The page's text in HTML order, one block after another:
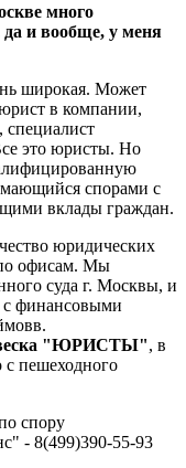
много
и вообще, у меня
широкая. Может
в компании,
специалист
это юристы. Но
спорами с
вклады граждан.
юридических
офисам. Мы
суда г. Москвы, и
с финансовыми
"ЮРИСТЫ", в
пешеходного
спору
" - 8(499)390-55-93